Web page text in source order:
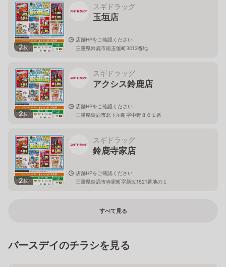
2枚
スギドラッグ
玉垣店
店舗HPをご確認ください
三重県鈴鹿市南玉垣町3013番地
2枚
スギドラッグ
アクシス鈴鹿店
店舗HPをご確認ください
三重県鈴鹿市北玉垣町字中野８０１番
2枚
スギドラッグ
鈴鹿寺家店
店舗HPをご確認ください
三重県鈴鹿市寺家町字新改1521番地の１
すべて見る
バースデイのチラシを見る